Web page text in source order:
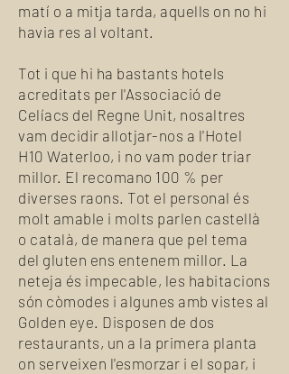
matí o a mitja tarda, aquells on no hi
havia res al voltant.
Tot i que hi ha bastants hotels
acreditats per l'Associació de
Celíacs del Regne Unit, nosaltres
vam decidir allotjar-nos a l'Hotel
H10 Waterloo, i no vam poder triar
millor. El recomano 100 % per
diverses raons. Tot el personal és
molt amable i molts parlen castellà
o català, de manera que pel tema
del gluten ens entenem millor. La
neteja és impecable, les habitacions
són còmodes i algunes amb vistes al
Golden eye. Disposen de dos
restaurants, un a la primera planta
on serveixen l'esmorzar i el sopar, i